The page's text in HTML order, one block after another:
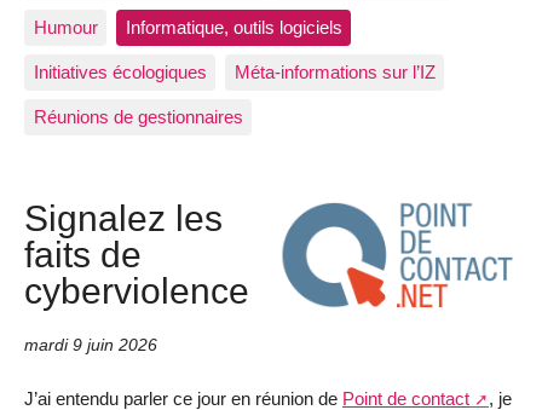
Humour Informatique, outils logiciels
Initiatives écologiques Méta-informations sur l’IZ
Réunions de gestionnaires
Signalez les
faits de
cyberviolence
mardi 9 juin 2026
J’ai entendu parler ce jour en réunion de Point de contact
, je